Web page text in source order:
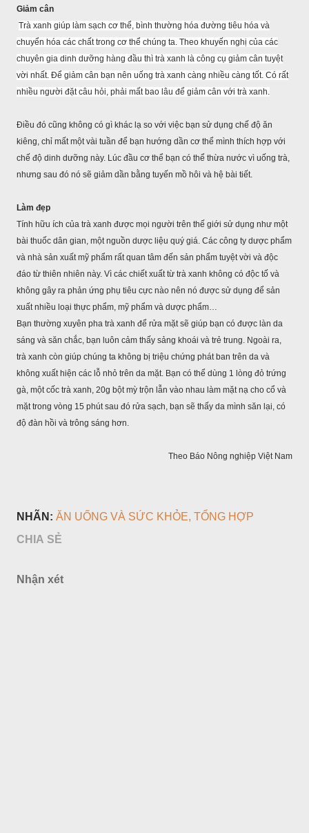
Giảm cân
Trà xanh giúp làm sạch cơ thể, bình thường hóa đường tiêu hóa và
chuyển hóa các chất trong cơ thể chúng ta. Theo khuyến nghị của các
chuyên gia dinh dưỡng hàng đầu thì trà xanh là công cụ giảm cân tuyệt
vời nhất. Để giảm cân bạn nên uống trà xanh càng nhiều càng tốt. Có rất
nhiều người đặt câu hỏi, phải mất bao lâu để giảm cân với trà xanh.
Điều đó cũng không có gì khác lạ so với việc bạn sử dụng chế độ ăn
kiêng, chỉ mất một vài tuần để bạn hướng dần cơ thể mình thích hợp với
chế độ dinh dưỡng này. Lúc đầu cơ thể bạn có thể thừa nước vì uống trà,
nhưng sau đó nó sẽ giảm dần bằng tuyến mồ hôi và hệ bài tiết.
Làm đẹp
Tính hữu ích của trà xanh được mọi người trên thế giới sử dụng như một
bài thuốc dân gian, một nguồn dược liệu quý giá. Các công ty dược phẩm
và nhà sản xuất mỹ phẩm rất quan tâm đến sản phẩm tuyệt vời và độc
đáo từ thiên nhiên này. Vì các chiết xuất từ trà xanh không có độc tố và
không gây ra phản ứng phụ tiêu cực nào nên nó được sử dụng để sản
xuất nhiều loại thực phẩm, mỹ phẩm và dược phẩm…
Bạn thường xuyên pha trà xanh để rửa mặt sẽ giúp bạn có được làn da
sáng và săn chắc, bạn luôn cảm thấy sảng khoái và trẻ trung. Ngoài ra,
trà xanh còn giúp chúng ta không bị triệu chứng phát ban trên da và
không xuất hiện các lỗ nhỏ trên da mặt. Bạn có thể dùng 1 lòng đỏ trứng
gà, một cốc trà xanh, 20g bột mỳ trộn lẫn vào nhau làm mặt nạ cho cổ và
mặt trong vòng 15 phút sau đó rửa sạch, bạn sẽ thấy da mình săn lại, có
độ đàn hồi và trông sáng hơn.
Theo Báo Nông nghiệp Việt Nam
NHÃN: ĂN UỐNG VÀ SỨC KHỎE TỔNG HỢP
CHIA SẺ
Nhận xét